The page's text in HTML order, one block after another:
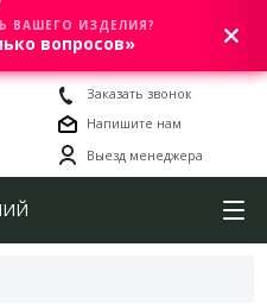
0
Заказать звонок
Напишите нам
Выезд менеджера
ВАШЕГО ИЗДЕЛИЯ?
вопросов»